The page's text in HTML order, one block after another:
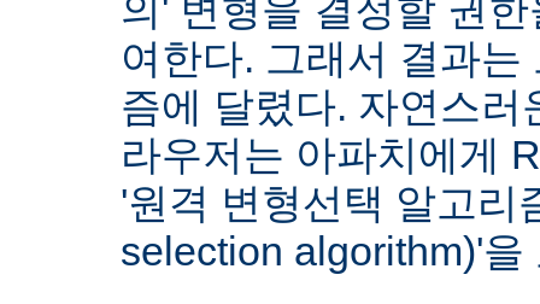
의' 변형을 결정할 권
여한다. 그래서 결과
즘에 달렸다. 자연스러
라우저는 아파치에게
'원격 변형선택 알고리
selection algorithm)'을